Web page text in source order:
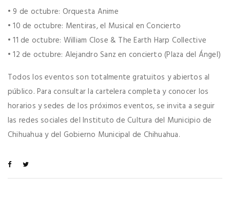
• 9 de octubre: Orquesta Anime
• 10 de octubre: Mentiras, el Musical en Concierto
• 11 de octubre: William Close & The Earth Harp Collective
• 12 de octubre: Alejandro Sanz en concierto (Plaza del Ángel)
Todos los eventos son totalmente gratuitos y abiertos al
público. Para consultar la cartelera completa y conocer los
horarios y sedes de los próximos eventos, se invita a seguir
las redes sociales del Instituto de Cultura del Municipio de
Chihuahua y del Gobierno Municipal de Chihuahua.